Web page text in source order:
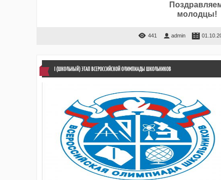
молодцы!
441 admin
I (ШКОЛЬНЫЙ) ЭТАП ВСЕРОССИЙСКОЙ ОЛИМПИАДЫ ШКОЛЬНИКОВ